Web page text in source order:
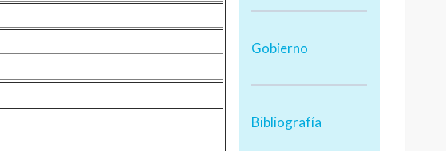
Gobierno
Bibliografía